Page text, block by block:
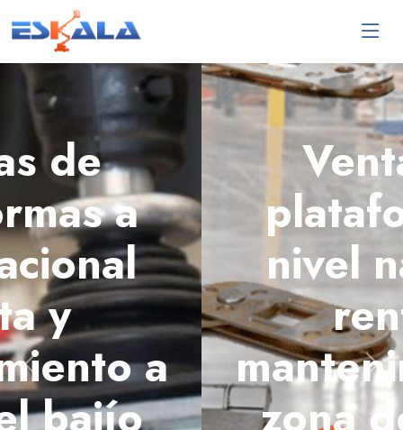
Ventas de
plataformas a
nivel nacional
renta y
mantenimiento a